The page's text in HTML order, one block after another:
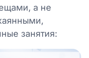
а не
занятия: